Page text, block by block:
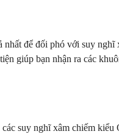
để đối phó với suy
giúp bạn nhận ra các
suy nghĩ xâm chiếm kiểu